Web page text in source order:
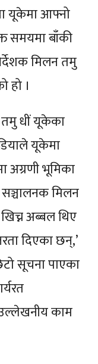
यूकेमा आफ्नो
समयमा बाँकी
मिलन तमु
हो ।
तमु धीं यूकेका
यूकेमा
अग्रणी भूमिका
सञ्चालनक मिलन
अब्बल थिए
दिएका छन्,’
सूचना पाएका
काम